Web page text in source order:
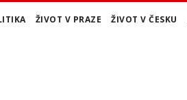
ŽIVOT V PRAZE ŽIVOT V ČESKU